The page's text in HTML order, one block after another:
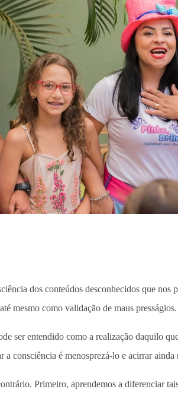
dos conteúdos desconhecidos que
mesmo como validação de maus
ser entendido como a realização daquilo
consciência é menosprezá-lo e acirrar ainda
Primeiro, aprendemos a diferenciar